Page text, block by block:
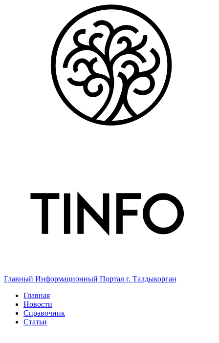
Главный Информационный Портал г. Талдыкорган
Главная
Новости
Справочник
Статьи